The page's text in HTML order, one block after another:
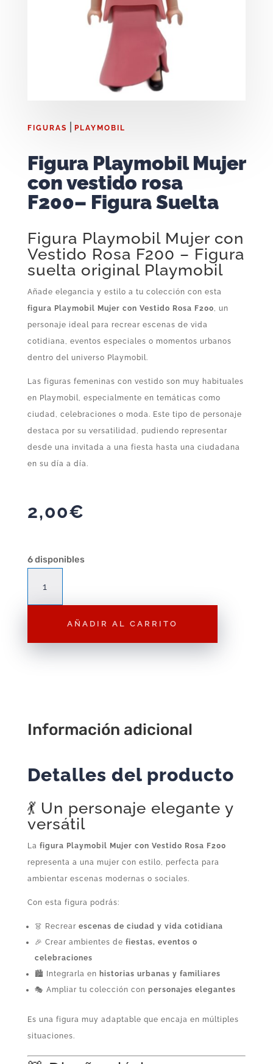
FIGURAS PLAYMOBIL
Figura Playmobil Mujer
con vestido rosa
F200– Figura Suelta
Figura Playmobil Mujer con
Vestido Rosa F200 – Figura
suelta original Playmobil
Añade elegancia y estilo a tu colección con esta
figura Playmobil Mujer con Vestido Rosa F200, un
personaje ideal para recrear escenas de vida
cotidiana, eventos especiales o momentos urbanos
dentro del universo Playmobil.
Las figuras femeninas con vestido son muy habituales
en Playmobil, especialmente en temáticas como
ciudad, celebraciones o moda. Este tipo de personaje
destaca por su versatilidad, pudiendo representar
desde una invitada a una fiesta hasta una ciudadana
en su día a día.
2,00€
6 disponibles
Playmobil
vestido
cantidad
AÑADIR AL CARRITO
Información adicional
Detalles del producto
💃 Un personaje elegante y
versátil
La figura Playmobil Mujer con Vestido Rosa F200
representa a una mujer con estilo, perfecta para
ambientar escenas modernas o sociales.
Con esta figura podrás:
👗 Recrear escenas de ciudad y vida cotidiana
🎉 Crear ambientes de fiestas, eventos o
celebraciones
🏙️ Integrarla en historias urbanas y familiares
🎭 Ampliar tu colección con personajes elegantes
Es una figura muy adaptable que encaja en múltiples
situaciones.